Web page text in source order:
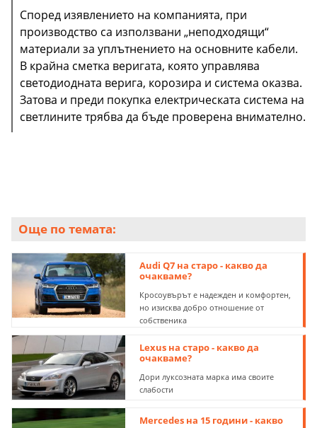
Според изявлението на компанията, при
производство са използвани „неподходящи“
материали за уплътнението на основните кабели.
В крайна сметка веригата, която управлява
светодиодната верига, корозира и система оказва.
Затова и преди покупка електрическата система на
светлините трябва да бъде проверена внимателно.
При избора на употребявана Mazda CX-5 е добре
няколко пъти да се отвори и затвори багажника, за
да може да се прецени, дали устройството е в
добро състояние. Възможно е, заради повредата,
вратата на товарния отсек да се отвори съвсем
малко. Това означава, че механизмите за смяна,
което не е чак толкова скъпо.
Може да се появи и миризма на изгоряло от
задните спирачни апарати, като най-вероятният
„виновник“ е модулът на EPB, който трябва да бъде
Системата намалява разхода на гориво с около
10%, като се отличава с бързото запалване на
двигателя чрез директно впръскване и специална
технология за контрол на буталата, когато
двигателят изключи.
Още по темата:
Audi Q7 на старо - какво да
очакваме?
Кросоувърът е надежден и комфортен,
но изисква добро отношение от
собственика
Lexus на старо - какво да
очакваме?
Дори луксозната марка има своите
слабости
Mercedes на 15 години - какво